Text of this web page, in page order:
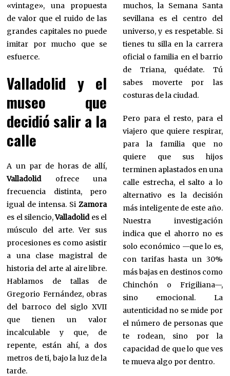
«vintage», una propuesta
de valor que el ruido de las
grandes capitales no puede
imitar por mucho que se
esfuerce.
Valladolid y el
museo que
decidió salir a la
calle
A un par de horas de allí,
Valladolidofrece una
frecuencia distinta, pero
igual de intensa. SiZamora
es el silencio,Valladolides el
músculo del arte. Ver sus
procesiones es como asistir
a una clase magistral de
historia del arte al aire libre.
Hablamos de tallas de
Gregorio Fernández, obras
del barroco del siglo XVII
que tienen un valor
incalculable y que, de
repente, están ahí, a dos
metros de ti, bajo la luz de la
tarde.
muchos, la Semana Santa
sevillana es el centro del
universo, y es respetable. Si
tienes tu silla en la carrera
oficial o familia en el barrio
de Triana, quédate. Tú
sabes moverte por las
costuras de la ciudad.
Pero para el resto, para el
viajero que quiere respirar,
para la familia que no
quiere que sus hijos
terminen aplastados en una
calle estrecha, el salto a lo
alternativo es la decisión
más inteligente de este año.
Nuestra investigación
indica que el ahorro no es
solo económico —que lo es,
con tarifas hasta un 30%
más bajas en destinos como
Chinchón o Frigiliana—,
sino emocional. La
autenticidad no se mide por
el número de personas que
te rodean, sino por la
capacidad de que lo que ves
te mueva algo por dentro.